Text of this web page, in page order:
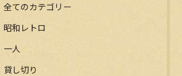
全てのカテゴリー
昭和レトロ
一人
貸し切り